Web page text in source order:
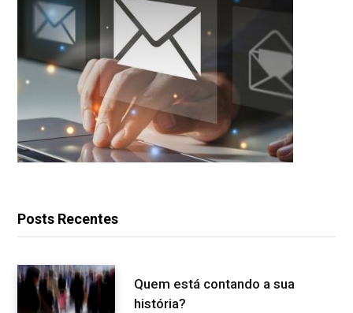
Posts Recentes
Quem está contando a sua
história?